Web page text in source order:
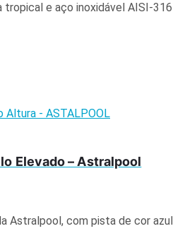
tropical e aço inoxidável AISI-316
Elevado – Astralpool
Astralpool, com pista de cor azul